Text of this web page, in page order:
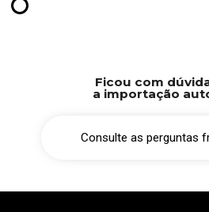
Ficou com
a importação
Consulte as perguntas